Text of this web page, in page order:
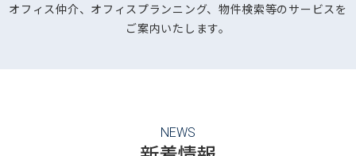
オフィス仲介、オフィスプランニング、物件検索等のサービスを
ご案内いたします。
NEWS